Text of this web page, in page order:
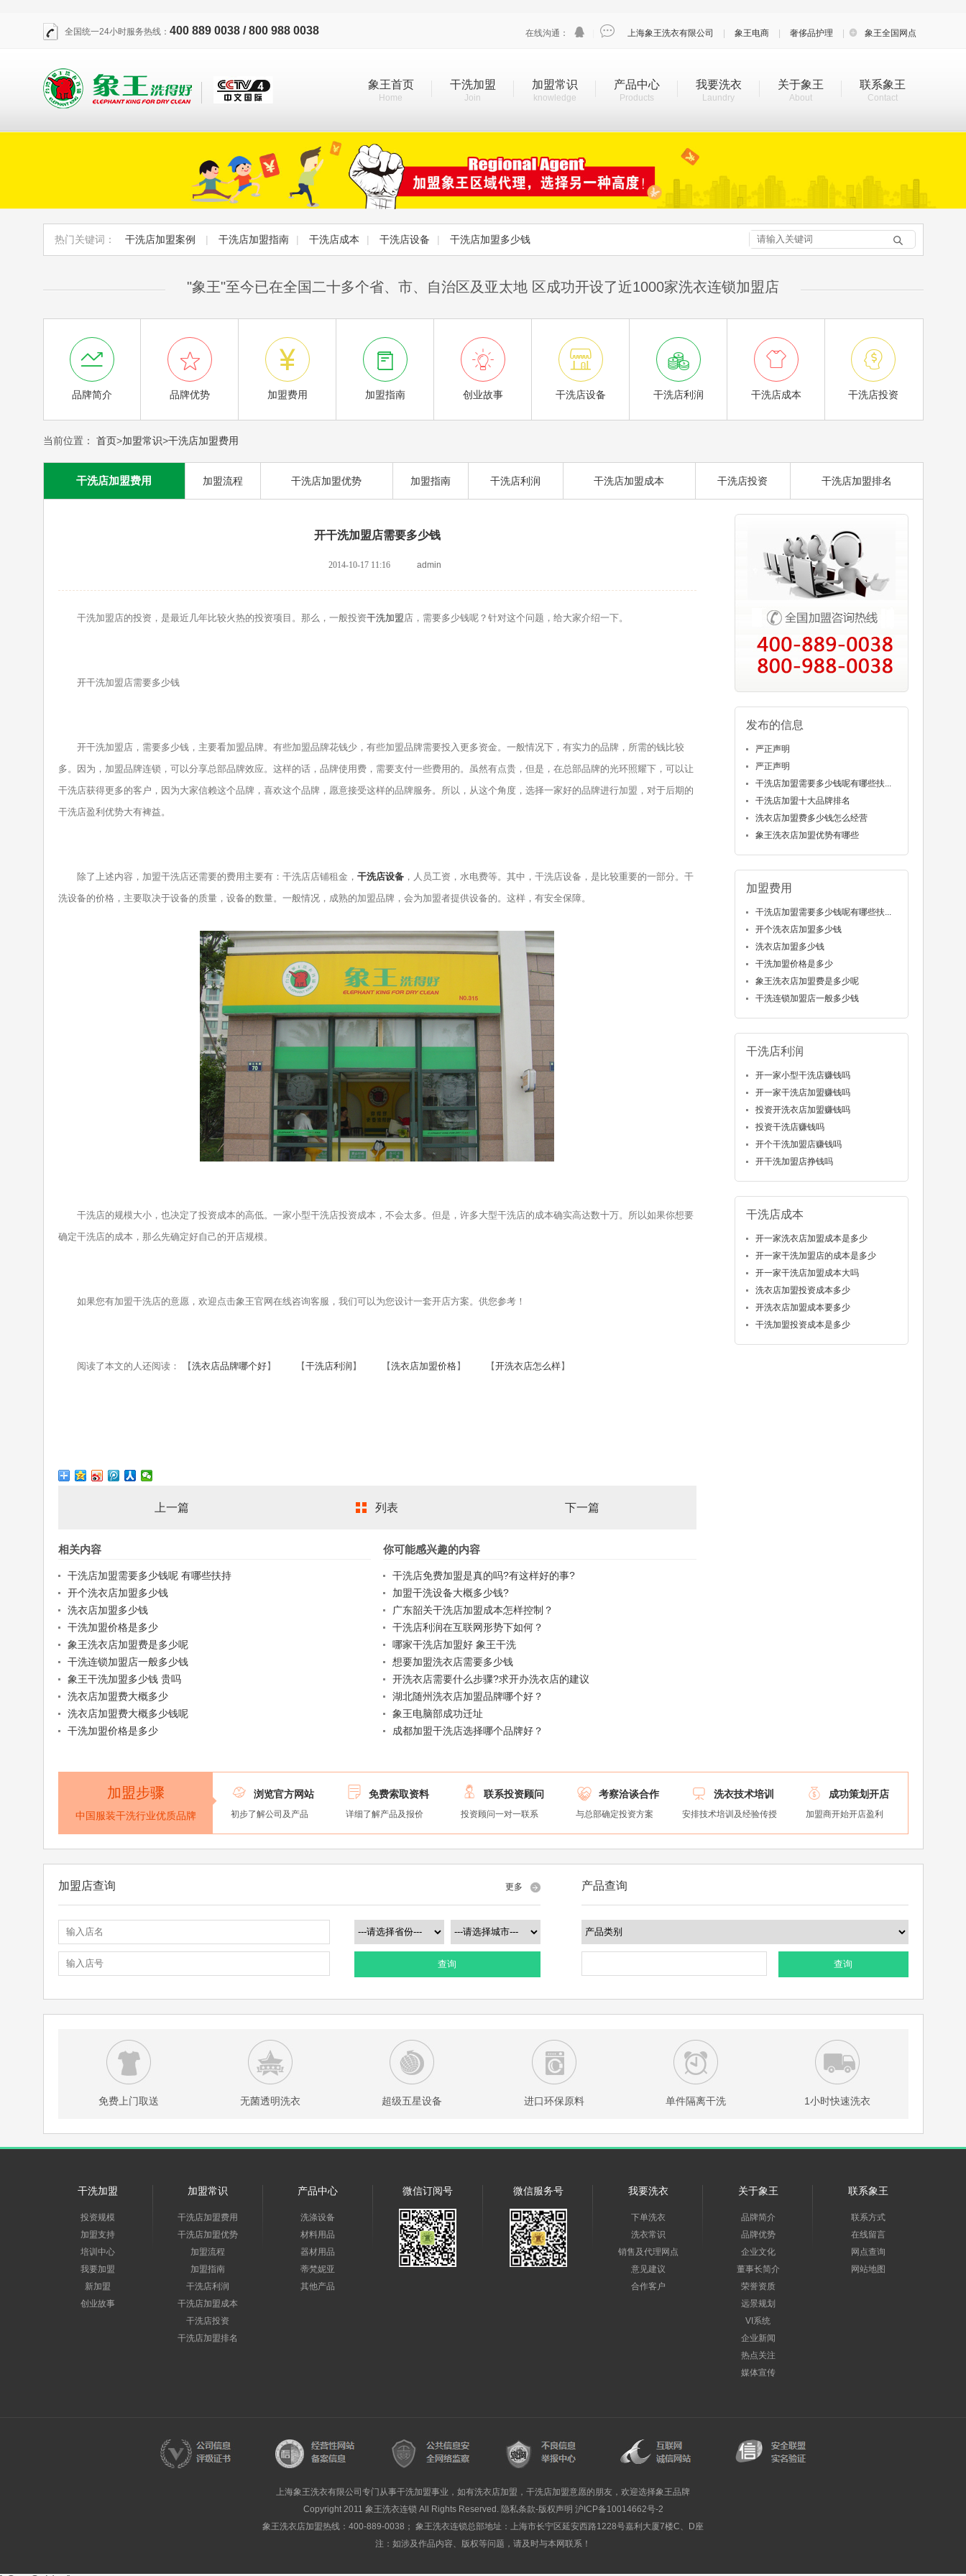
全国统一24小时服务热线： 400 889 0038 / 800 988 0038 在线沟通：   上海象王洗衣有限公司 象王电商 奢侈品护理  象王全国网点
象王首页
Home
干洗加盟
Join
加盟常识
knowledge
产品中心
Products
我要洗衣
Laundry
关于象王
About
联系象王
Contact
热门关键词： 干洗店加盟案例 | 干洗店加盟指南 | 干洗店成本 | 干洗店设备 | 干洗店加盟多少钱 
"象王"至今已在全国二十多个省、市、自治区及亚太地 区成功开设了近1000家洗衣连锁加盟店

品牌简介

品牌优势

加盟费用

加盟指南

创业故事

干洗店设备

干洗店利润

干洗店成本

干洗店投资
当前位置： 首页>加盟常识>干洗店加盟费用
干洗店加盟费用 加盟流程 干洗店加盟优势 加盟指南 干洗店利润 干洗店加盟成本 干洗店投资 干洗店加盟排名
开干洗加盟店需要多少钱
2014-10-17 11:16 admin
干洗加盟店的投资，是最近几年比较火热的投资项目。那么，一般投资干洗加盟店，需要多少钱呢？针对这个问题，给大家介绍一下。
开干洗加盟店需要多少钱
开干洗加盟店，需要多少钱，主要看加盟品牌。有些加盟品牌花钱少，有些加盟品牌需要投入更多资金。一般情况下，有实力的品牌，所需的钱比较
多。因为，加盟品牌连锁，可以分享总部品牌效应。这样的话，品牌使用费，需要支付一些费用的。虽然有点贵，但是，在总部品牌的光环照耀下，可以让
干洗店获得更多的客户，因为大家信赖这个品牌，喜欢这个品牌，愿意接受这样的品牌服务。所以，从这个角度，选择一家好的品牌进行加盟，对于后期的
干洗店盈利优势大有裨益。
除了上述内容，加盟干洗店还需要的费用主要有：干洗店店铺租金， 干洗店设备，人员工资，水电费等。其中，干洗店设备，是比较重要的一部分。干
洗设备的价格，主要取决于设备的质量，设备的数量。一般情况，成熟的加盟品牌，会为加盟者提供设备的。这样，有安全保障。
干洗店的规模大小，也决定了投资成本的高低。一家小型干洗店投资成本，不会太多。但是，许多大型干洗店的成本确实高达数十万。所以如果你想要
确定干洗店的成本，那么先确定好自己的开店规模。
如果您有加盟干洗店的意愿，欢迎点击象王官网在线咨询客服，我们可以为您设计一套开店方案。供您参考！
阅读了本文的人还阅读： 【洗衣店品牌哪个好】 【干洗店利润 】 【洗衣店加盟价格】 【开洗衣店怎么样】
上一篇 列表 下一篇
相关内容
干洗店加盟需要多少钱呢 有哪些扶持
开个洗衣店加盟多少钱
洗衣店加盟多少钱
干洗加盟价格是多少
象王洗衣店加盟费是多少呢
干洗连锁加盟店一般多少钱
象王干洗加盟多少钱 贵吗
洗衣店加盟费大概多少
洗衣店加盟费大概多少钱呢
干洗加盟价格是多少
你可能感兴趣的内容
干洗店免费加盟是真的吗?有这样好的事?
加盟干洗设备大概多少钱?
广东韶关干洗店加盟成本怎样控制？
干洗店利润在互联网形势下如何？
哪家干洗店加盟好 象王干洗
想要加盟洗衣店需要多少钱
开洗衣店需要什么步骤?求开办洗衣店的建议
湖北随州洗衣店加盟品牌哪个好？
象王电脑部成功迁址
成都加盟干洗店选择哪个品牌好？
发布的信息
严正声明
严正声明
干洗店加盟需要多少钱呢有哪些扶...
干洗店加盟十大品牌排名
洗衣店加盟费多少钱怎么经营
象王洗衣店加盟优势有哪些
加盟费用
干洗店加盟需要多少钱呢有哪些扶...
开个洗衣店加盟多少钱
洗衣店加盟多少钱
干洗加盟价格是多少
象王洗衣店加盟费是多少呢
干洗连锁加盟店一般多少钱
干洗店利润
开一家小型干洗店赚钱吗
开一家干洗店加盟赚钱吗
投资开洗衣店加盟赚钱吗
投资干洗店赚钱吗
开个干洗加盟店赚钱吗
开干洗加盟店挣钱吗
干洗店成本
开一家洗衣店加盟成本是多少
开一家干洗加盟店的成本是多少
开一家干洗店加盟成本大吗
洗衣店加盟投资成本多少
开洗衣店加盟成本要多少
干洗加盟投资成本是多少
加盟步骤
中国服装干洗行业优质品牌
 浏览官方网站
初步了解公司及产品
 免费索取资料
详细了解产品及报价
 联系投资顾问
投资顾问一对一联系
 考察洽谈合作
与总部确定投资方案
 洗衣技术培训
安排技术培训及经验传授
 成功策划开店
加盟商开始开店盈利
加盟店查询 更多
查询
产品查询
查询
免费上门取送 无菌透明洗衣 超级五星设备 进口环保原料 单件隔离干洗 1小时快速洗衣
干洗加盟
投资规模
加盟支持
培训中心
我要加盟
新加盟
创业故事
加盟常识
干洗店加盟费用
干洗店加盟优势
加盟流程
加盟指南
干洗店利润
干洗店加盟成本
干洗店投资
干洗店加盟排名
产品中心
洗涤设备
材料用品
器材用品
蒂梵妮亚
其他产品
微信订阅号 微信服务号 我要洗衣
下单洗衣
洗衣常识
销售及代理网点
意见建议
合作客户
关于象王
品牌简介
品牌优势
企业文化
董事长简介
荣誉资质
远景规划
VI系统
企业新闻
热点关注
媒体宣传
联系象王
联系方式
在线留言
网点查询
网站地图
上海象王洗衣有限公司专门从事干洗加盟事业，如有洗衣店加盟，干洗店加盟意愿的朋友，欢迎选择象王品牌
Copyright 2011 象王洗衣连锁 All Rights Reserved. 隐私条款-版权声明 沪ICP备10014662号-2
象王洗衣店加盟热线：400-889-0038； 象王洗衣连锁总部地址：上海市长宁区延安西路1228号嘉利大厦7楼C、D座
注：如涉及作品内容、版权等问题，请及时与本网联系！